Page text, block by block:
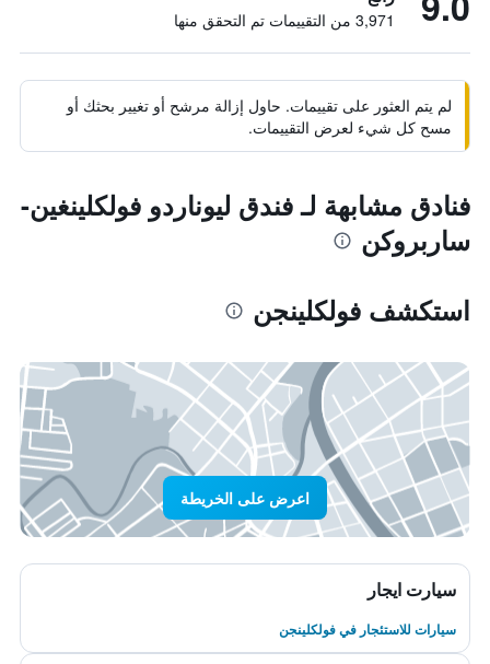
3,971 من التقييمات تم التحقق منها
لم يتم العثور على تقييمات. حاول إزالة مرشح أو تغيير بحثك أو
مسح كل شيء لعرض التقييمات.
فنادق مشابهة لـ فندق ليوناردو فولكلينغين-
ساربروكن
استكشف فولكلينجن
اعرض على الخريطة
سيارت ايجار
سيارات للاستئجار في فولكلينجن